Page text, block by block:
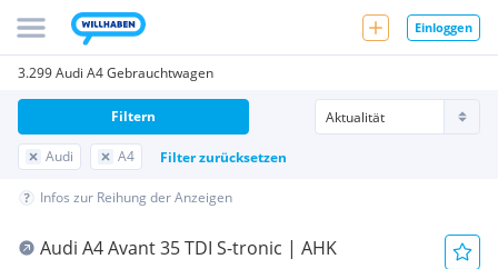
Einloggen
3.299 Audi A4 Gebrauchtwagen
Audi A4 Filter zurücksetzen
Filtern
Infos zur Reihung der Anzeigen
Audi A4 Avant 35 TDI S-tronic | AHK